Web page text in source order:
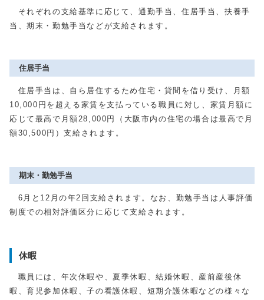
それぞれの支給基準に応じて、通勤手当、住居手当、扶養手
当、期末・勤勉手当などが支給されます。
住居手当
住居手当は、自ら居住するため住宅・貸間を借り受け、月額
10,000円を超える家賃を支払っている職員に対し、家賃月額に
応じて最高で月額28,000円（大阪市内の住宅の場合は最高で月
額30,500円）支給されます。
期末・勤勉手当
6月と12月の年2回支給されます。なお、勤勉手当は人事評価
制度での相対評価区分に応じて支給されます。
休暇
職員には、年次休暇や、夏季休暇、結婚休暇、産前産後休
暇、育児参加休暇、子の看護休暇、短期介護休暇などの様々な